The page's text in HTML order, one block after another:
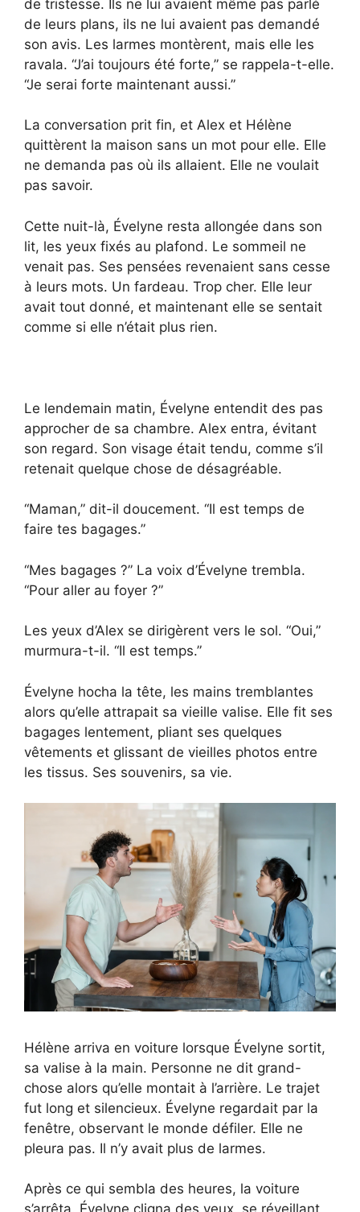
de tristesse. Ils ne lui avaient même pas parlé
de leurs plans, ils ne lui avaient pas demandé
son avis. Les larmes montèrent, mais elle les
ravala. “J’ai toujours été forte,” se rappela-t-elle.
“Je serai forte maintenant aussi.”
La conversation prit fin, et Alex et Hélène
quittèrent la maison sans un mot pour elle. Elle
ne demanda pas où ils allaient. Elle ne voulait
pas savoir.
Cette nuit-là, Évelyne resta allongée dans son
lit, les yeux fixés au plafond. Le sommeil ne
venait pas. Ses pensées revenaient sans cesse
à leurs mots. Un fardeau. Trop cher. Elle leur
avait tout donné, et maintenant elle se sentait
comme si elle n’était plus rien.
Le lendemain matin, Évelyne entendit des pas
approcher de sa chambre. Alex entra, évitant
son regard. Son visage était tendu, comme s’il
retenait quelque chose de désagréable.
“Maman,” dit-il doucement. “Il est temps de
faire tes bagages.”
“Mes bagages ?” La voix d’Évelyne trembla.
“Pour aller au foyer ?”
Les yeux d’Alex se dirigèrent vers le sol. “Oui,”
murmura-t-il. “Il est temps.”
Évelyne hocha la tête, les mains tremblantes
alors qu’elle attrapait sa vieille valise. Elle fit ses
bagages lentement, pliant ses quelques
vêtements et glissant de vieilles photos entre
les tissus. Ses souvenirs, sa vie.
Hélène arriva en voiture lorsque Évelyne sortit,
sa valise à la main. Personne ne dit grand-
chose alors qu’elle montait à l’arrière. Le trajet
fut long et silencieux. Évelyne regardait par la
fenêtre, observant le monde défiler. Elle ne
pleura pas. Il n’y avait plus de larmes.
Après ce qui sembla des heures, la voiture